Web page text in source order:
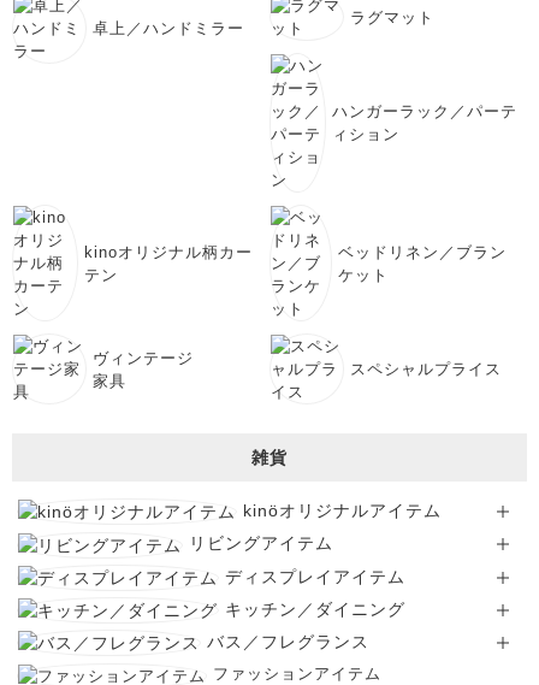
卓上／ハンドミラー
ラグマット
ハンガーラック／パーテ
ィション
kinoオリジナル柄カー
テン
ベッドリネン／ブラン
ケット
ヴィンテージ
家具
スペシャルプライス
雑貨
kinöオリジナルアイテム
リビングアイテム
ディスプレイアイテム
キッチン／ダイニング
バス／フレグランス
ファッションアイテム